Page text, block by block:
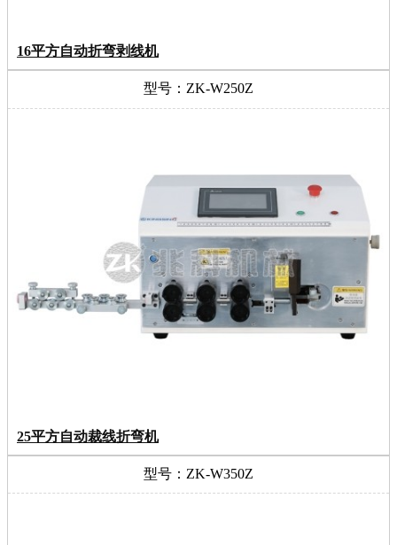
16平方自动折弯剥线机
型号：ZK-W250Z
25平方自动裁线折弯机
型号：ZK-W350Z